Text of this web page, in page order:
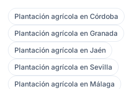
Plantación agrícola en Córdoba
Plantación agrícola en Granada
Plantación agrícola en Jaén
Plantación agrícola en Sevilla
Plantación agrícola en Málaga